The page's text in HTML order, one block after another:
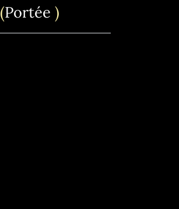
(Portée )